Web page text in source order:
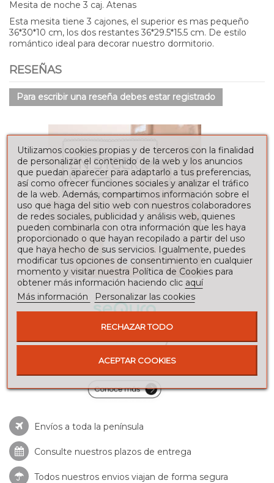
Mesita de noche 3 caj. Atenas
Esta mesita tiene 3 cajones, el superior es mas pequeño
36*30*10 cm, los dos restantes 36*29.5*15.5 cm. De estilo
romántico ideal para decorar nuestro dormitorio.
RESEÑAS
Para escribir una reseña debes estar registrado
Envíos a toda la península
Consulte nuestros plazos de entrega
Todos nuestros envios viajan de forma segura
Utilizamos cookies propias y de terceros con la finalidad
de personalizar el contenido de la web y los anuncios
que puedan aparecer para adaptarlo a tus preferencias,
así como ofrecer funciones sociales y analizar el tráfico
de la web. Además, compartimos información sobre el
uso que haga del sitio web con nuestros colaboradores
de redes sociales, publicidad y análisis web, quienes
pueden combinarla con otra información que les haya
proporcionado o que hayan recopilado a partir del uso
que haya hecho de sus servicios. Igualmente, puedes
modificar tus opciones de consentimiento en cualquier
momento y visitar nuestra Política de Cookies para
obtener más información haciendo clic aquí
Más información
Personalizar las cookies
RECHAZAR TODO
ACEPTAR COOKIES